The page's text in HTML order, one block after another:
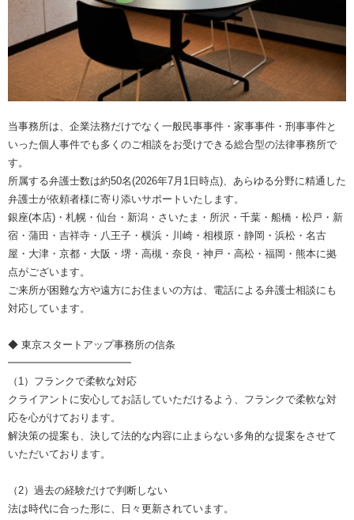
当事務所は、企業法務だけでなく一般民事事件・家事事件・刑事事件と
いった個人事件でも多くのご相談をお受けできる総合型の法律事務所で
す。
所属する弁護士数は約50名(2026年7月1日時点)、あらゆる分野に精通した
弁護士が依頼者様に寄り添いサポートいたします。
銀座(本店)・札幌・仙台・新潟・さいたま・所沢・千葉・船橋・松戸・新
宿・蒲田・吉祥寺・八王子・横浜・川崎・相模原・静岡・浜松・名古
屋・大津・京都・大阪・堺・高槻・奈良・神戸・高松・福岡・熊本に拠
点がございます。
ご来所が困難な方や遠方にお住まいの方は、電話による弁護士相談にも
対応しています。
◆ 東京スタートアップ事務所の信条
━━━━━━━━━━━━
（1）フランクで柔軟な対応
クライアントに安心してお話していただけるよう、フランクで柔軟な対
応を心がけております。
解決策の提案も、決して法的な内容に止まらない多角的な提案をさせて
いただいております。
（2）過去の経験だけで判断しない
法は時代に合った形に、日々更新されています。